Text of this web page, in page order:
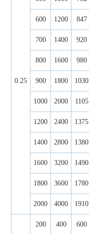
0.25
600 1200 847
700 1400 920
800 1600 980
900 1800 1030
1000 2000 1105
1200 2400 1375
1400 2800 1380
1600 3200 1490
1800 3600 1780
2000 4000 1910
200 400 600